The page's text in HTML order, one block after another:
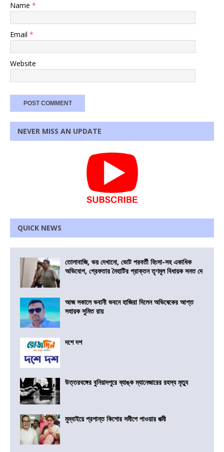
Name *
Email *
Website
NEVER MISS AN UPDATE
QUICK NEWS
তোলাবাজি, ভয় দেখানো, ভোট পরবর্তী হিংসা-সহ একাধিক
অভিযোগ, গ্রেফতার নৈহাটির প্রাক্তন তৃণমূল বিধায়ক সনত দে
আজ সকালে ভবানী ভবনে হাজিরা দিলেন অভিষেকের আপ্ত
সহায়ক সুমিত রায়
দশে দশ
উত্তরবঙ্গের বুনিয়াদপুরে ব্যাঙ্ক ম্যানেজারের রহস্য মৃত্যু
মুম্বাইয়ে প্রশান্ত কিশোর সমীপে পাওয়ার পত্মী